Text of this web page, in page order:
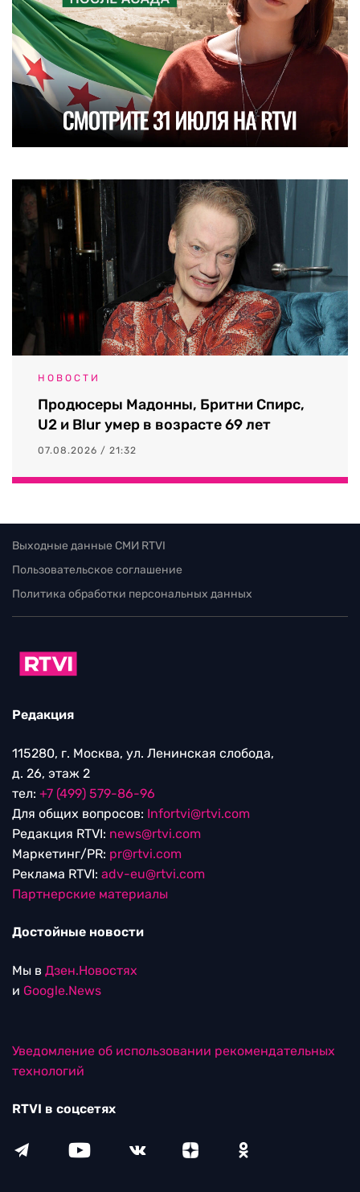
НОВОСТИ
Продюсеры Мадонны, Бритни Спирс,
U2 и Blur умер в возрасте 69 лет
07.08.2026 / 21:32
Выходные данные СМИ RTVI
Пользовательское соглашение
Политика обработки персональных данных
Редакция
115280, г. Москва, ул. Ленинская слобода,
д. 26, этаж 2
тел: +7 (499) 579-86-96
Для общих вопросов: Infortvi@rtvi.com
Редакция RTVI: news@rtvi.com
Маркетинг/PR: pr@rtvi.com
Реклама RTVI: adv-eu@rtvi.com
Партнерские материалы
Достойные новости
Мы в Дзен.Новостях
и Google.News
Уведомление об использовании рекомендательных
технологий
RTVI в соцсетях